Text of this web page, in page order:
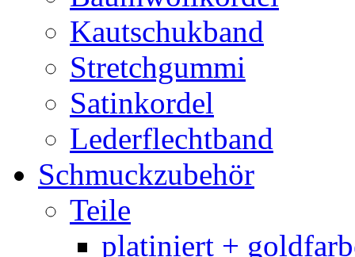
Kautschukband
Stretchgummi
Satinkordel
Lederflechtband
Schmuckzubehör
Teile
platiniert +